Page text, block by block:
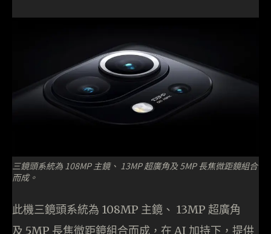
三鏡頭系統為 108MP 主鏡、 13MP 超廣角及 5MP 長焦微距鏡組合
而成。
此機三鏡頭系統為 108MP 主鏡、 13MP 超廣角
及 5MP 長焦微距鏡組合而成，在 AI 加持下，提供